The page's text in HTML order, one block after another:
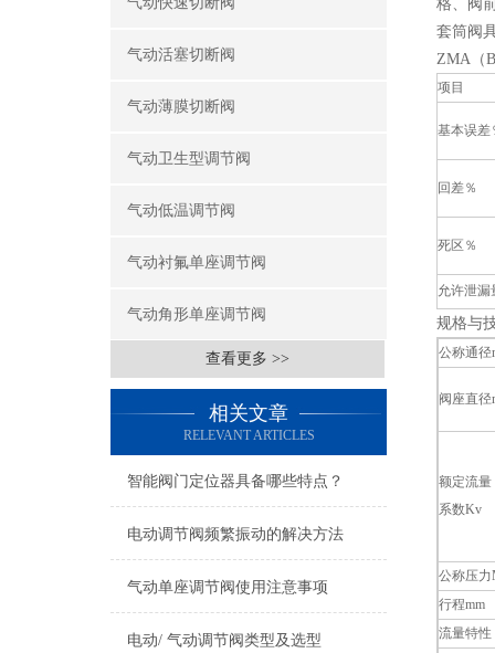
气动活塞切断阀
气动薄膜切断阀
气动卫生型调节阀
气动低温调节阀
气动衬氟单座调节阀
气动角形单座调节阀
查看更多 >>
相关文章
RELEVANT ARTICLES
智能阀门定位器具备哪些特点？
电动调节阀频繁振动的解决方法
气动单座调节阀使用注意事项
电动/ 气动调节阀类型及选型
格、阀
套筒阀
ZMA（
项目
基本误差
回差％
死区％
允许泄漏
规格与
公称通径
阀座直径
额定流量
系数Kv
公称压力
行程mm
流量特性